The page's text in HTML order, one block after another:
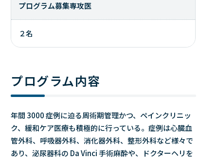
プログラム募集専攻医
２名
プログラム内容
年間 3000 症例に迫る周術期管理かつ、ペインクリニッ
ク、緩和ケア医療も積極的に行っている。症例は心臓血
管外科、呼吸器外科、消化器外科、整形外科など様々で
あり、泌尿器科の Da Vinci 手術麻酔や、ドクターヘリを